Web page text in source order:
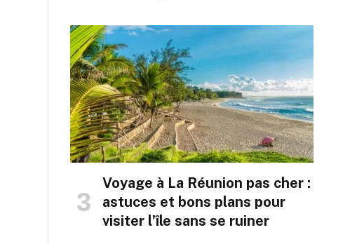
Voyage à La Réunion pas cher :
astuces et bons plans pour
visiter l’île sans se ruiner